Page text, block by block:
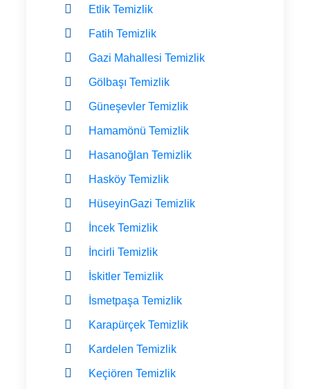
Etlik Temizlik
Fatih Temizlik
Gazi Mahallesi Temizlik
Gölbaşı Temizlik
Güneşevler Temizlik
Hamamönü Temizlik
Hasanoğlan Temizlik
Hasköy Temizlik
HüseyinGazi Temizlik
İncek Temizlik
İncirli Temizlik
İskitler Temizlik
İsmetpaşa Temizlik
Karapürçek Temizlik
Kardelen Temizlik
Keçiören Temizlik